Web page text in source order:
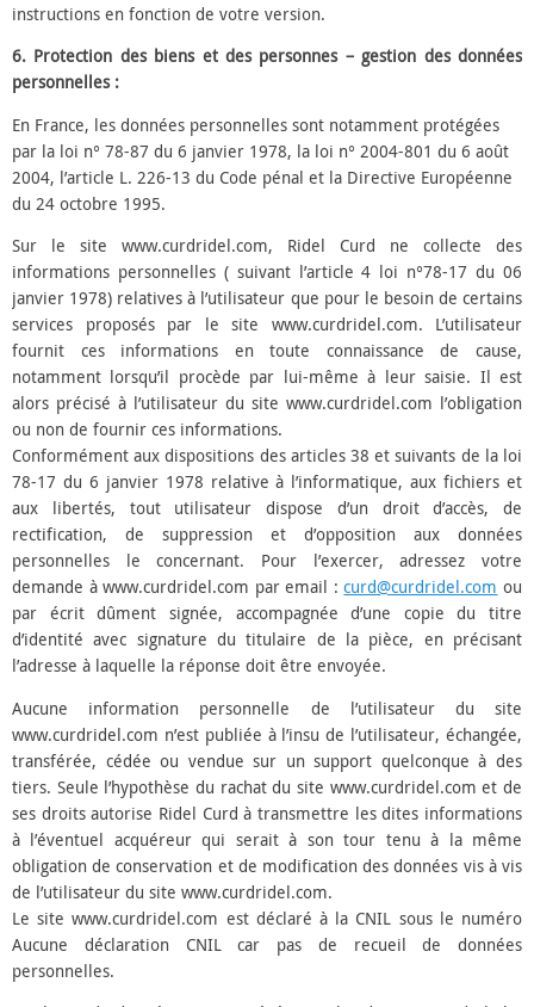
instructions en fonction de votre version.
6. Protection des biens et des personnes – gestion des données
personnelles :
En France, les données personnelles sont notamment protégées
par la loi n° 78-87 du 6 janvier 1978, la loi n° 2004-801 du 6 août
2004, l’article L. 226-13 du Code pénal et la Directive Européenne
du 24 octobre 1995.
Sur le site www.curdridel.com, Ridel Curd ne collecte des
informations personnelles ( suivant l’article 4 loi n°78-17 du 06
janvier 1978) relatives à l’utilisateur que pour le besoin de certains
services proposés par le site www.curdridel.com. L’utilisateur
fournit ces informations en toute connaissance de cause,
notamment lorsqu’il procède par lui-même à leur saisie. Il est
alors précisé à l’utilisateur du site www.curdridel.com l’obligation
ou non de fournir ces informations.
Conformément aux dispositions des articles 38 et suivants de la loi
78-17 du 6 janvier 1978 relative à l’informatique, aux fichiers et
aux libertés, tout utilisateur dispose d’un droit d’accès, de
rectification, de suppression et d’opposition aux données
personnelles le concernant. Pour l’exercer, adressez votre
demande à www.curdridel.com par email :curd@curdridel.com ou
par écrit dûment signée, accompagnée d’une copie du titre
d’identité avec signature du titulaire de la pièce, en précisant
l’adresse à laquelle la réponse doit être envoyée.
Aucune information personnelle de l’utilisateur du site
www.curdridel.com n’est publiée à l’insu de l’utilisateur, échangée,
transférée, cédée ou vendue sur un support quelconque à des
tiers. Seule l’hypothèse du rachat du site www.curdridel.com et de
ses droits autorise Ridel Curd à transmettre les dites informations
à l’éventuel acquéreur qui serait à son tour tenu à la même
obligation de conservation et de modification des données vis à vis
de l’utilisateur du site www.curdridel.com.
Le site www.curdridel.com est déclaré à la CNIL sous le numéro
Aucune déclaration CNIL car pas de recueil de données
personnelles.